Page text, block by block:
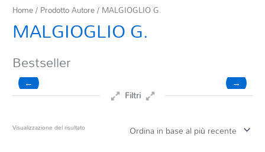
Home/ Prodotto Autore / MALGIOGLIO G.
MALGIOGLIO G.
Bestseller
← →
Filtri
Visualizzazione del risultato